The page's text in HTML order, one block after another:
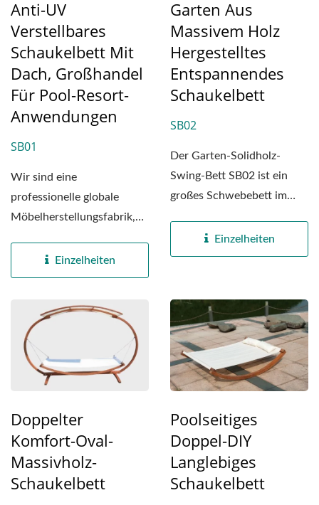
Anti-UV
Verstellbares
Schaukelbett Mit
Dach, Großhandel
Für Pool-Resort-
Anwendungen
SB01
Wir sind eine
professionelle globale
Möbelherstellungsfabrik,
Einzelheiten
Garten Aus
Massivem Holz
Hergestelltes
Entspannendes
Schaukelbett
SB02
Der Garten-Solidholz-
Swing-Bett SB02 ist ein
großes Schwebebett im
Einzelheiten
Doppelter
Komfort-Oval-
Massivholz-
Schaukelbett
Poolseitiges
Doppel-DIY
Langlebiges
Schaukelbett